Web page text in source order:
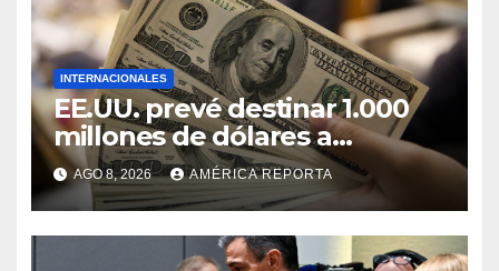
INTERNACIONALES
EE.UU. prevé destinar 1.000
millones de dólares a
Colombia para un paquete de
seguridad
AGO 8, 2026 AMÉRICA REPORTA